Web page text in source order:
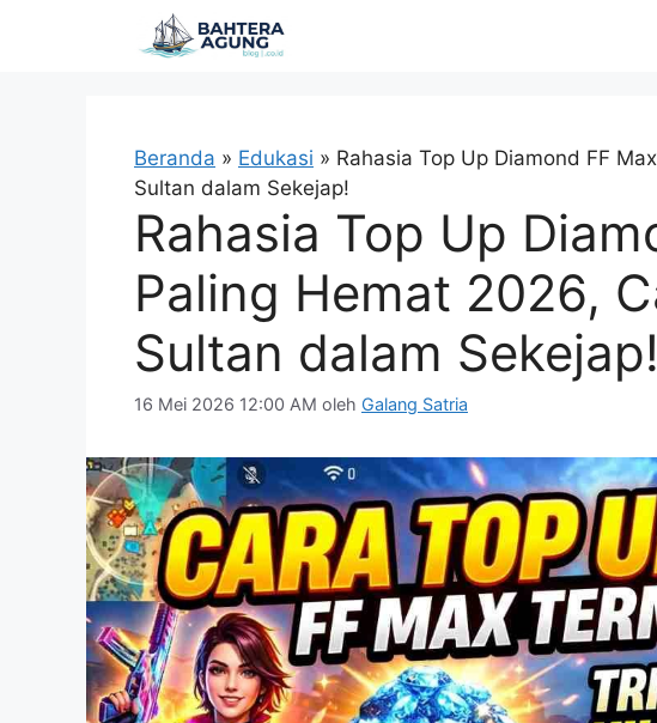
Beranda » Edukasi » Rahasia Top Up Diamond FF
Sultan dalam Sekejap!
Rahasia Top Up
Paling Hemat 2026,
Sultan dalam Sekejap!
16 Mei 2026 12:00 AM oleh Galang Satria